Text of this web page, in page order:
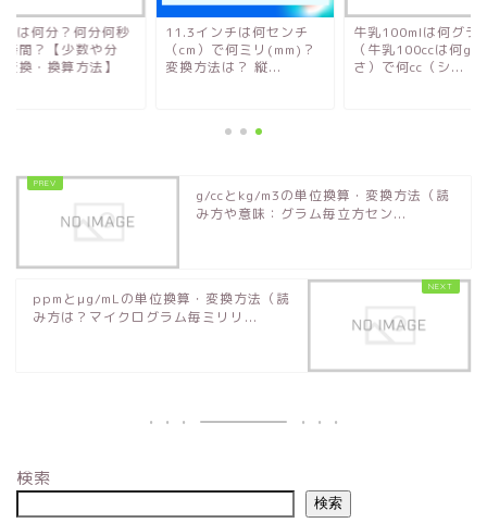
は何分？何分何秒
時間？【少数や分
換・換算方法】
11.3インチは何センチ
（cm）で何ミリ(mm)？
変換方法は？ 縦...
牛乳100mlは何グラ
（牛乳100ccは何g
さ）で何cc（シ...
g/ccとkg/m3の単位換算・変換方法（読
み方や意味：グラム毎立方セン...
ppmとμg/mLの単位換算・変換方法（読
み方は？マイクログラム毎ミリリ...
検索
検索